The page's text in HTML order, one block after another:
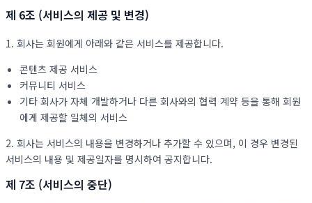
제 6조 (서비스의 제공 및 변경)
1. 회사는 회원에게 아래와 같은 서비스를 제공합니다.
콘텐츠 제공 서비스
커뮤니티 서비스
기타 회사가 자체 개발하거나 다른 회사와의 협력 계약 등을 통해 회원
에게 제공할 일체의 서비스
2. 회사는 서비스의 내용을 변경하거나 추가할 수 있으며, 이 경우 변경된
서비스의 내용 및 제공일자를 명시하여 공지합니다.
제 7조 (서비스의 중단)